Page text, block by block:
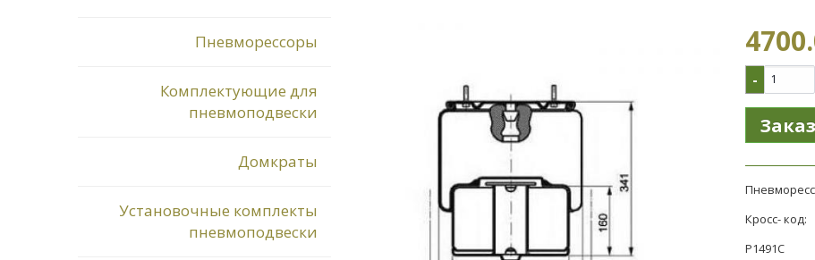
Пневморессоры
Комплектующие для
пневмоподвески
Домкраты
Установочные комплекты
пневмоподвески
-
Кросс- код:
P1491C